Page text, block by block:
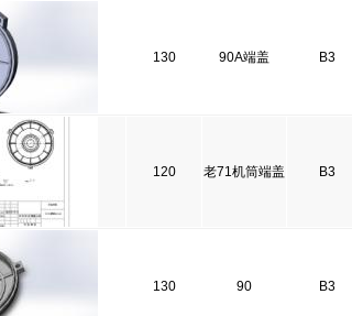
130 90A端盖 B3
120 老71机筒端盖 B3
130 90 B3